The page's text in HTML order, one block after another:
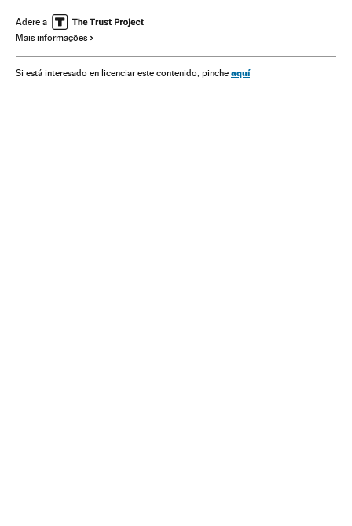
Adere a
Mais informações
Si está interesado en licenciar este contenido, pinche aquí